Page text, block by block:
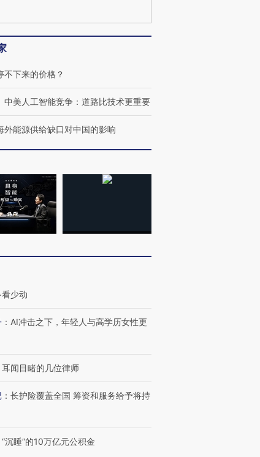
不下来的价格？
中美人工智能竞争：道路比技术更重要
外能源供给缺口对中国的影响
看少动
： AI冲击之下，年轻人与高学历女性更
耳闻目睹的几位律师
： 长护险覆盖全国 筹资和服务给予将持
“沉睡”的10万亿元公积金